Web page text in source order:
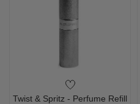
Twist & Spritz - Perfume Refill